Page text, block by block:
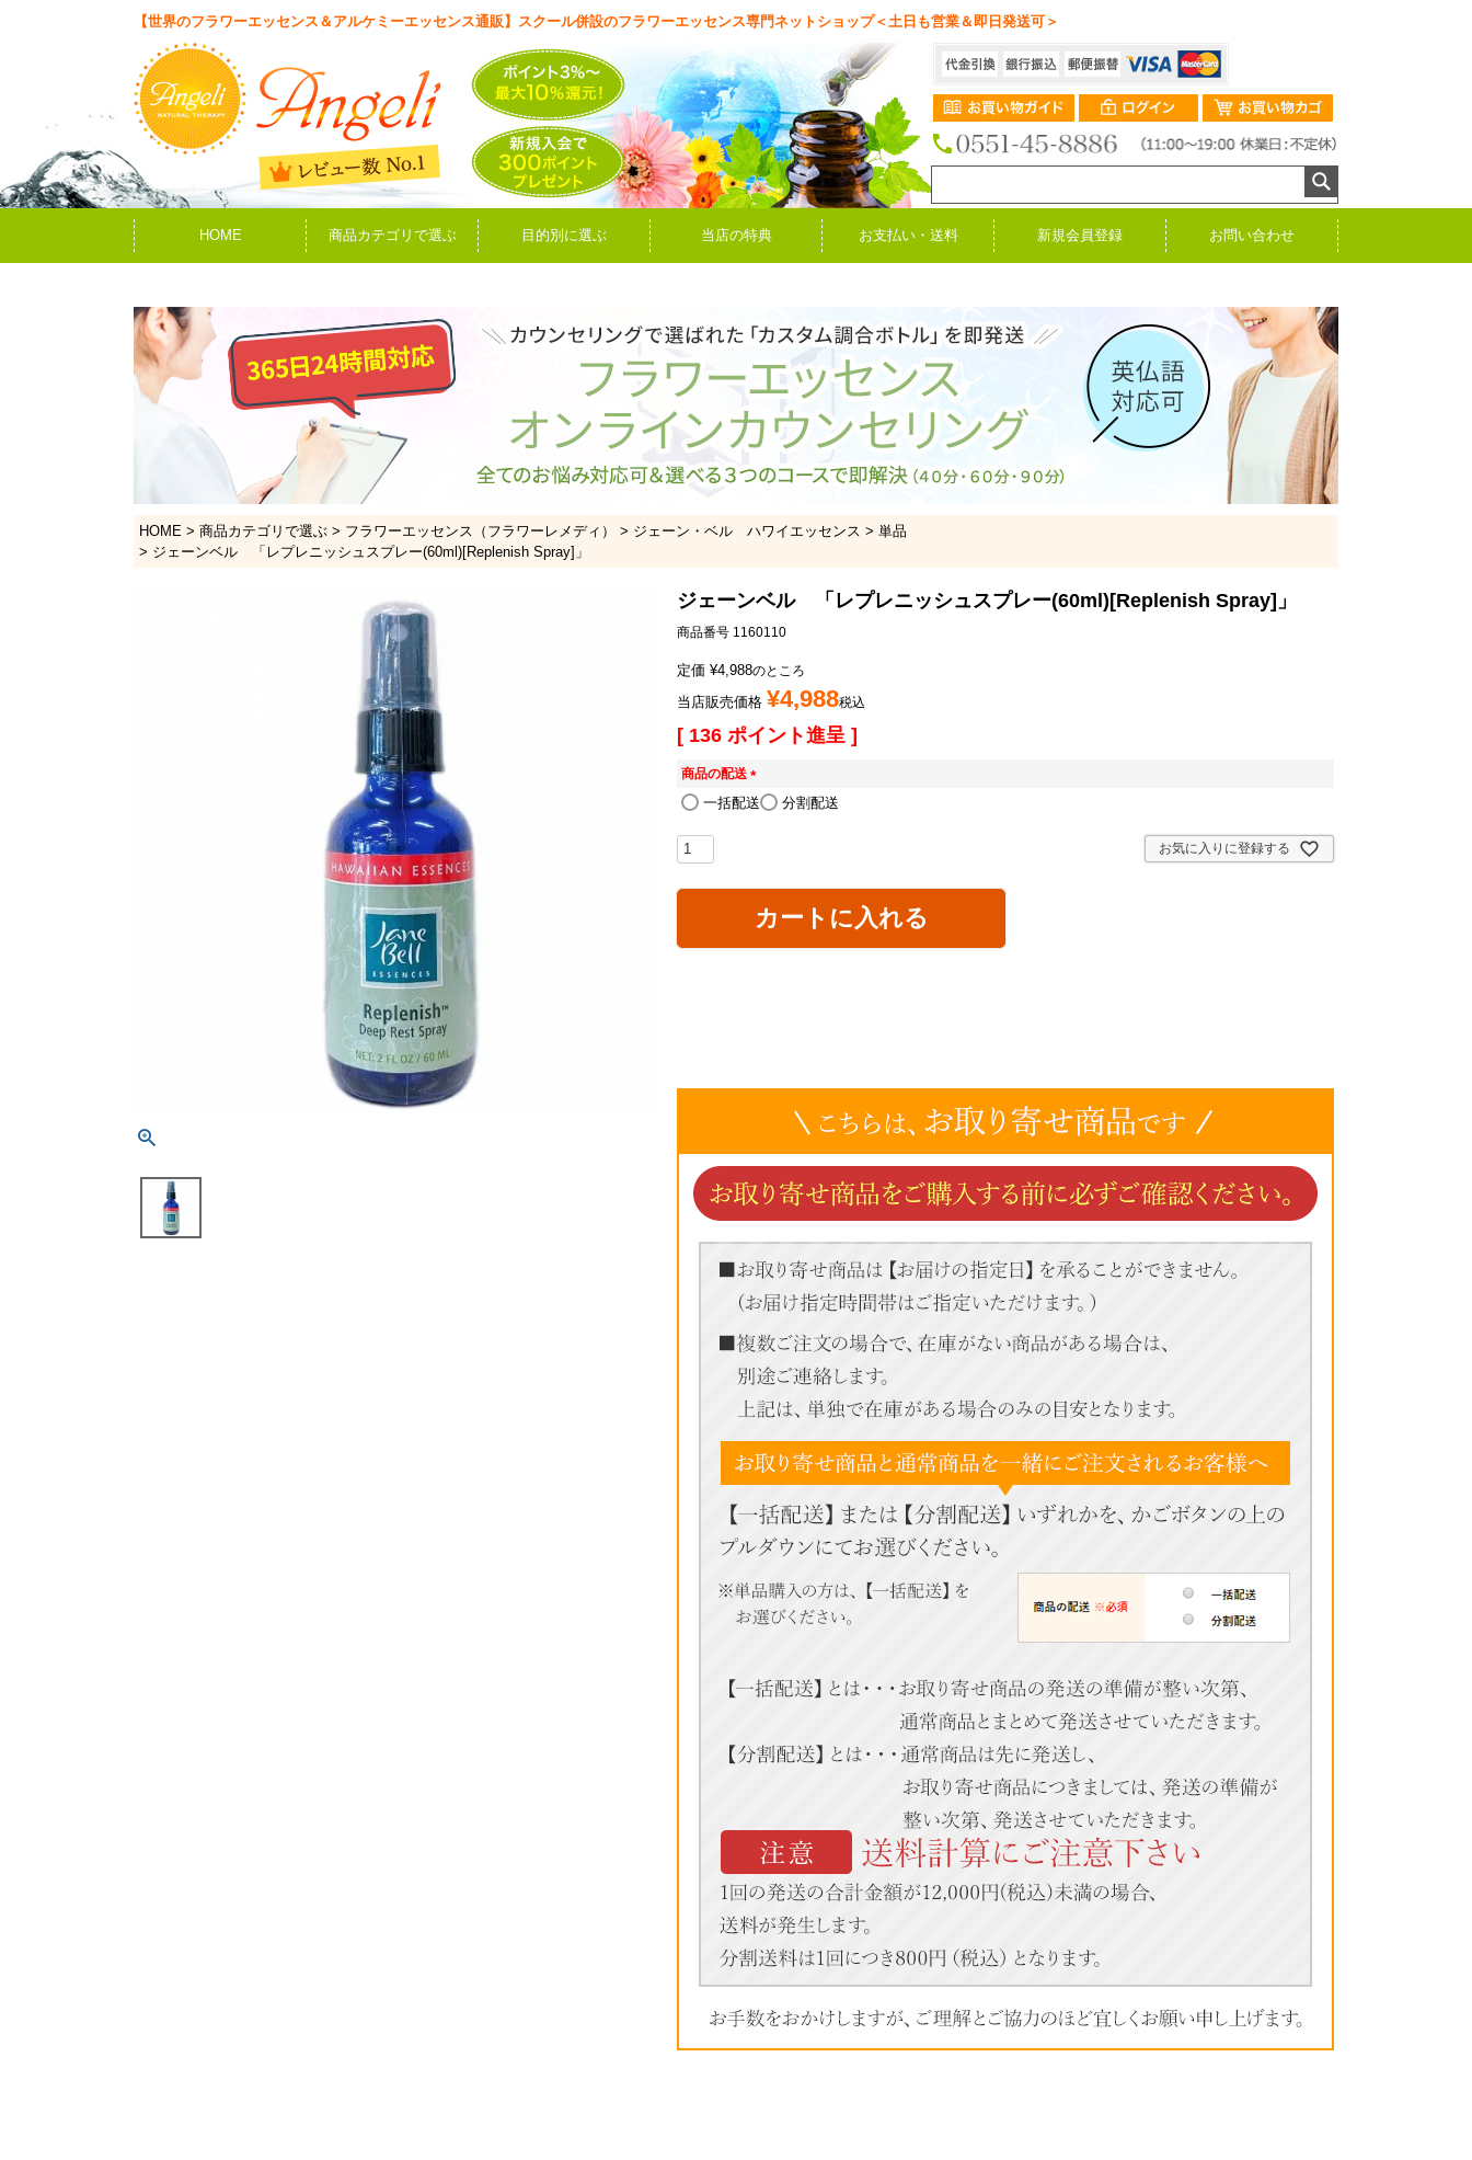
【世界のフラワーエッセンス＆アルケミーエッセンス通販】スクール併設のフラワーエッセンス専門ネットショップ＜土日も営業＆即日発送可＞
HOME 商品カテゴリで選ぶ 目的別に選ぶ 当店の特典 お支払い・送料 新規会員登録 お問い合わせ
HOME 商品カテゴリで選ぶ フラワーエッセンス（フラワーレメディ） ジェーン・ベル ハワイエッセンス
単品
ジェーンベル 「レプレニッシュスプレー(60ml)[Replenish Spray]」
ジェーンベル 「レプレニッシュスプレー(60ml)[Replenish Spray]」
商品番号 1160110
定価 ¥4,988のところ
当店販売価格 ¥4,988税込
[ 136 ポイント進呈 ]
商品の配送
(
一括配送 分割配送
お気に入りに登録する
カートに入れる